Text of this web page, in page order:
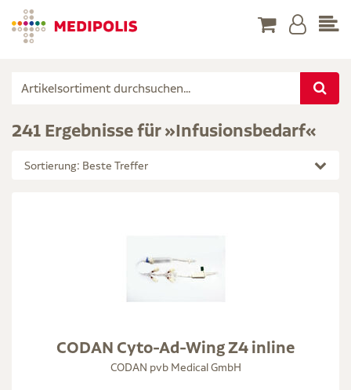
241 Ergebnisse für »Infusionsbedarf«
Sortierung: Beste Treffer
CODAN Cyto-Ad-Wing Z4 inline
CODAN pvb Medical GmbH